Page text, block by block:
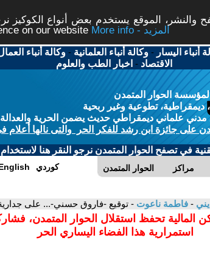
والنشر، الموقع يستخدم بعض أنواع الكوكيز
on our website
More info - المزيد
أنباء اليسار -وكالة أنباء العلمانية -وكالة أنباء
الاقتصاد - اخبار الطب والعلوم
الحوار المتمدن
ديمقراطية، تطوعية وغير ربحية
علماني ديمقراطي حديث يضمن الحرية والعدالة
على جائزة ابن رشد للفكر الحر والتى نالها أعلام
في تصفح الحوار المتمدن نرجو النقر هنا لاستخدام
الحوار المتمدن مراكز كوردي
- فاطمة ناعوت - توقيع -فاروق حسني-... على جدارية
المالية تحفظ استقلال الحوار المتمدن،
استمرارية هذا الفضاء اليساري الحر